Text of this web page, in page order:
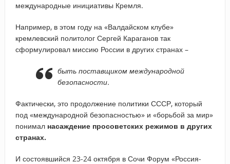
международные инициативы Кремля.
Например, в этом году на «Валдайском клубе»
кремлевский политолог Сергей Караганов так
сформулировал миссию России в других странах –
быть поставщиком международной
безопасности.
Фактически, это продолжение политики СССР, который
под «международной безопасностью» и «борьбой за мир»
понимал насаждение просоветских режимов в других
странах.
И состоявшийся 23-24 октября в Сочи Форум «Россия-